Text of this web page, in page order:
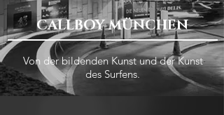
CALLBOY MÜNCHEN
Von der bildenden Kunst und der Kunst
des Surfens.